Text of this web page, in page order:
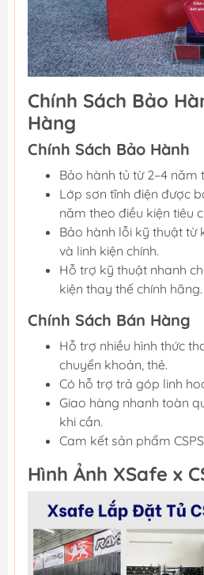
Chính Sách Bảo
Hàng
Chính Sách Bảo Hành
Bảo hành tủ từ 2–4
Lớp sơn tĩnh điện được
năm theo điều kiện tiêu
Bảo hành lỗi kỹ thuật từ
và linh kiện chính.
Hỗ trợ kỹ thuật nhanh
kiện thay thế chính hãng.
Chính Sách Bán Hàng
Hỗ trợ nhiều hình thức
chuyển khoản, thẻ.
Có hỗ trợ trả góp linh
Giao hàng nhanh toàn
khi cần.
Cam kết sản phẩm
Hình Ảnh XSafe x